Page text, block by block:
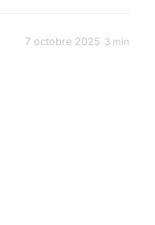
7 octobre 2025 3 min